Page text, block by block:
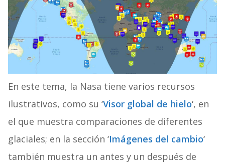
En este tema, la Nasa tiene varios recursos
ilustrativos, como su ‘Visor global de hielo‘, en
el que muestra comparaciones de diferentes
glaciales; en la sección ‘Imágenes del cambio‘
también muestra un antes y un después de